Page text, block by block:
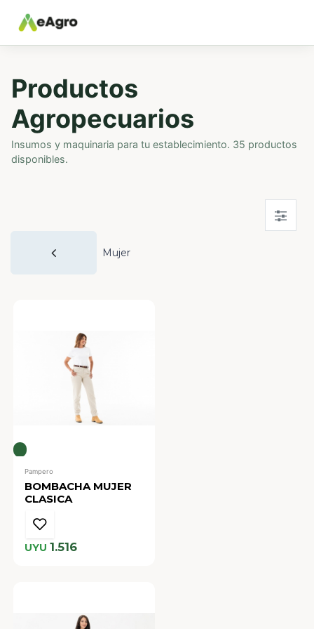
Productos
Agropecuarios
Insumos y maquinaria para tu establecimiento. 35 productos
disponibles.
Mujer
Pampero
BOMBACHA MUJER
CLASICA
UYU 1.516